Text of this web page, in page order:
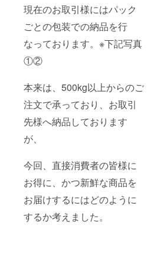
現在のお取引様にはパック
ごとの包装での納品を行
なっております。※下記写真
①②
本来は、500kg以上からのご
注文で承っており、お取引
先様へ納品しております
が、
今回、直接消費者の皆様に
お得に、かつ新鮮な商品を
お届けするにはどのように
するか考えました。